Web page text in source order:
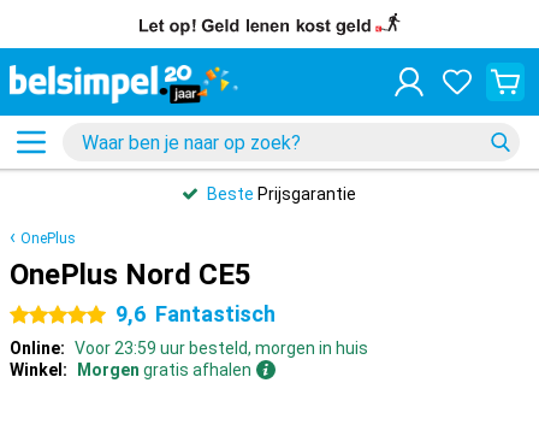
Beste Prijsgarantie
OnePlus
OnePlus Nord CE5
5 sterren 9,6 Fantastisch
Online: Voor 23:59 uur besteld, morgen in huis
Winkel:
Morgen gratis afhalen